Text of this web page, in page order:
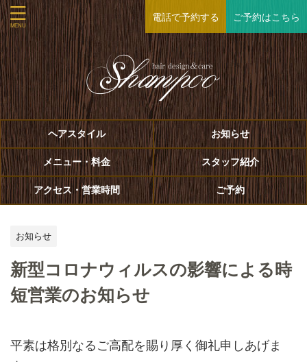
電話で予約する ご予約はこちら
ヘアスタイル お知らせ
メニュー・料金 スタッフ紹介
アクセス・営業時間 ご予約
お知らせ
新型コロナウィルスの影響による時
短営業のお知らせ
平素は格別なるご高配を賜り厚く御礼申しあげま